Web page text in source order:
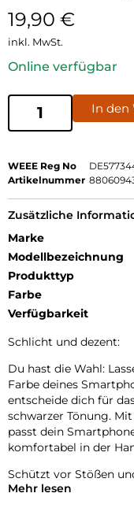
19,90 €
inkl. MwSt.
Online verfügbar
In den
WEEE Reg No
Artikelnummer
Zusätzliche
Marke
Modellbezeichnung
Produkttyp
Farbe
Verfügbarkeit
Schlicht und dezent:
Du hast die Wahl:
Farbe deines
entscheide dich für
schwarzer Tönung.
passt dein
komfortabel in der
Schützt vor Stößen
Mehr lesen